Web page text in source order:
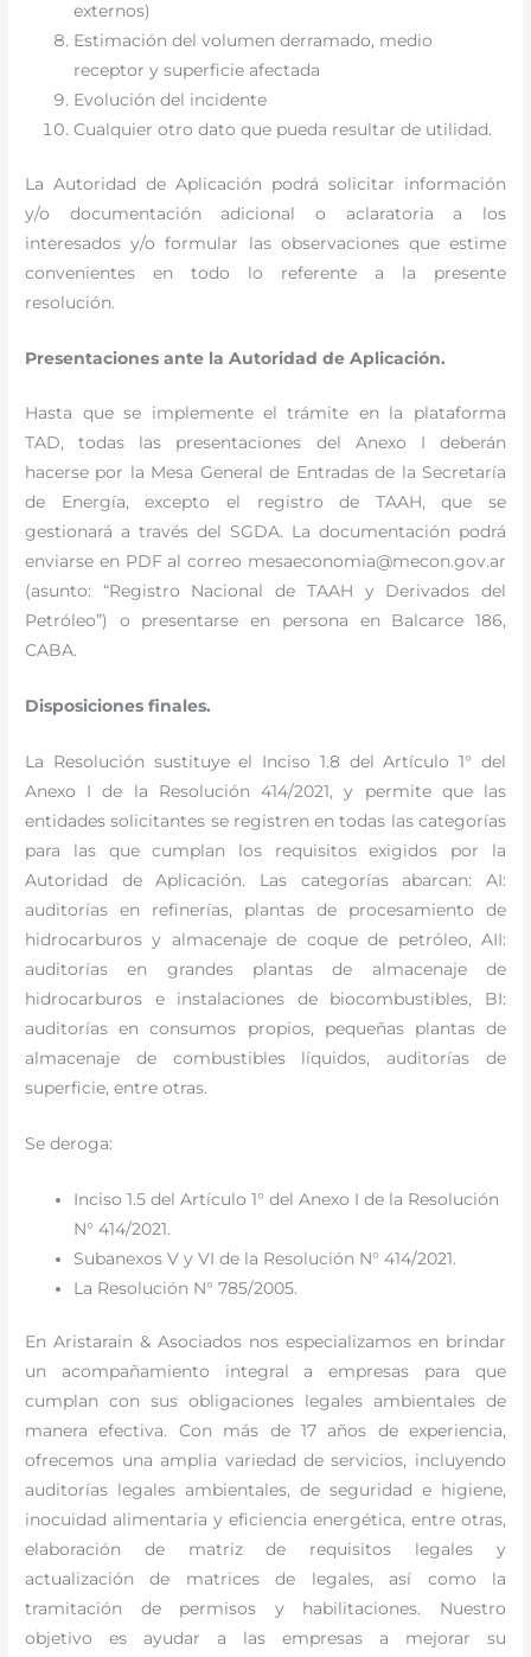
externos)
Estimación del volumen derramado, medio
receptor y superficie afectada
Evolución del incidente
Cualquier otro dato que pueda resultar de utilidad.
La Autoridad de Aplicación podrá solicitar información
y/o documentación adicional o aclaratoria a los
interesados y/o formular las observaciones que estime
convenientes en todo lo referente a la presente
resolución.
Presentaciones ante la Autoridad de Aplicación.
Hasta que se implemente el trámite en la plataforma
TAD, todas las presentaciones del Anexo I deberán
hacerse por la Mesa General de Entradas de la Secretaría
de Energía, excepto el registro de TAAH, que se
gestionará a través del SGDA. La documentación podrá
enviarse en PDF al correo mesaeconomia@mecon.gov.ar
(asunto: “Registro Nacional de TAAH y Derivados del
Petróleo”) o presentarse en persona en Balcarce 186,
CABA.
Disposiciones finales.
La Resolución sustituye el Inciso 1.8 del Artículo 1° del
Anexo I de la Resolución 414/2021, y permite que las
entidades solicitantes se registren en todas las categorías
para las que cumplan los requisitos exigidos por la
Autoridad de Aplicación. Las categorías abarcan: AI:
auditorías en refinerías, plantas de procesamiento de
hidrocarburos y almacenaje de coque de petróleo, AII:
auditorías en grandes plantas de almacenaje de
hidrocarburos e instalaciones de biocombustibles, BI:
auditorías en consumos propios, pequeñas plantas de
almacenaje de combustibles líquidos, auditorías de
superficie, entre otras.
Se deroga:
Inciso 1.5 del Artículo 1° del Anexo I de la Resolución
N° 414/2021.
Subanexos V y VI de la Resolución N° 414/2021.
La Resolución N° 785/2005.
En Aristarain & Asociados nos especializamos en brindar
un acompañamiento integral a empresas para que
cumplan con sus obligaciones legales ambientales de
manera efectiva. Con más de 17 años de experiencia,
ofrecemos una amplia variedad de servicios, incluyendo
auditorías legales ambientales, de seguridad e higiene,
inocuidad alimentaria y eficiencia energética, entre otras,
elaboración de matriz de requisitos legales y
actualización de matrices de legales, así como la
tramitación de permisos y habilitaciones. Nuestro
objetivo es ayudar a las empresas a mejorar su